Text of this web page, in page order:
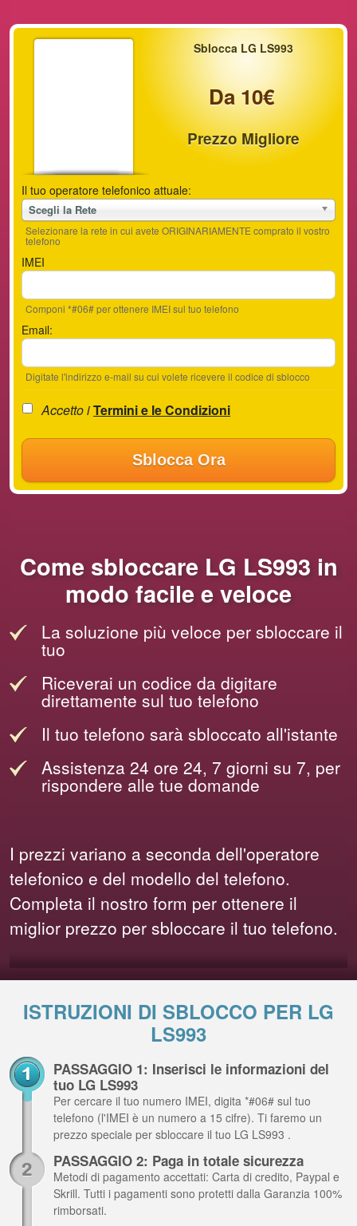
Sblocca LG LS993
Da 10€
Prezzo Migliore
Il tuo operatore telefonico attuale:
Scegli la Rete
Selezionare la rete in cui avete ORIGINARIAMENTE comprato il vostro
telefono
IMEI
Componi *#06# per ottenere IMEI sul tuo telefono
Email:
Digitate l'indirizzo e-mail su cui volete ricevere il codice di sblocco
Accetto iTermini e le Condizioni
Sblocca Ora
Come sbloccare LG LS993 in
modo facile e veloce
La soluzione più veloce per sbloccare il
tuo
Riceverai un codice da digitare
direttamente sul tuo telefono
Il tuo telefono sarà sbloccato all'istante
Assistenza 24 ore 24, 7 giorni su 7, per
rispondere alle tue domande
I prezzi variano a seconda dell'operatore
telefonico e del modello del telefono.
Completa il nostro form per ottenere il
miglior prezzo per sbloccare il tuo telefono.
ISTRUZIONI DI SBLOCCO PER LG
LS993
PASSAGGIO 1: Inserisci le informazioni del
tuo LG LS993
Per cercare il tuo numero IMEI, digita *#06# sul tuo
telefono (l'IMEI è un numero a 15 cifre). Ti faremo un
prezzo speciale per sbloccare il tuo LG LS993 .
PASSAGGIO 2: Paga in totale sicurezza
Metodi di pagamento accettati: Carta di credito, Paypal e
Skrill. Tutti i pagamenti sono protetti dalla Garanzia 100%
rimborsati.